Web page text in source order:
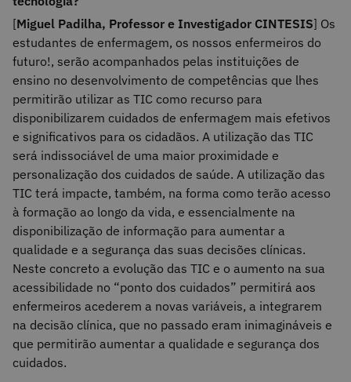
[Miguel Padilha, Professor e Investigador CINTESIS] Os
estudantes de enfermagem, os nossos enfermeiros do
futuro!, serão acompanhados pelas instituições de
ensino no desenvolvimento de competências que lhes
permitirão utilizar as TIC como recurso para
disponibilizarem cuidados de enfermagem mais efetivos
e significativos para os cidadãos. A utilização das TIC
será indissociável de uma maior proximidade e
personalização dos cuidados de saúde. A utilização das
TIC terá impacte, também, na forma como terão acesso
à formação ao longo da vida, e essencialmente na
disponibilização de informação para aumentar a
qualidade e a segurança das suas decisões clínicas.
Neste concreto a evolução das TIC e o aumento na sua
acessibilidade no “ponto dos cuidados” permitirá aos
enfermeiros acederem a novas variáveis, a integrarem
na decisão clínica, que no passado eram inimagináveis e
que permitirão aumentar a qualidade e segurança dos
cuidados.